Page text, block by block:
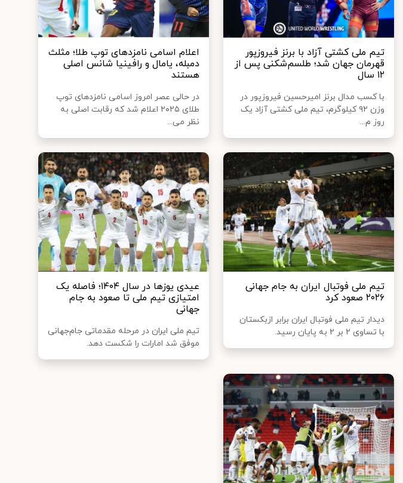
تیم ملی کشتی آزاد با برنز فیروزپور
قهرمان جهان شد؛ طلسم‌شکنی پس از
۱۲ سال
با کسب مدال برنز امیرحسین فیروزپور در
وزن ۹۲ کیلوگرم، تیم ملی کشتی آزاد یک
روز م...
اعلام اسامی نامزدهای توپ طلا؛ مثلث
دمبله، یامال و رافینیا شانس اصلی
هستند
در حالی عصر امروز اسامی نامزدهای توپ
طلای ۲۰۲۵ اعلام شد که رقابت اصلی به
نظر می‌...
تیم ملی فوتبال ایران به جام جهانی
۲۰۲۶ صعود کرد
دیدار تیم ملی فوتبال ایران برابر ازبکستان
با تساوی ۲ بر ۲ به پایان رسید.
عیدی یوزها در سال ۱۴۰۴؛ فاصله یک
امتیازی تیم ملی تا صعود به جام‌
جهانی
تیم ملی ایران در مرحله مقدماتی جام‌جهانی
موفق شد امارات را شکست دهد.